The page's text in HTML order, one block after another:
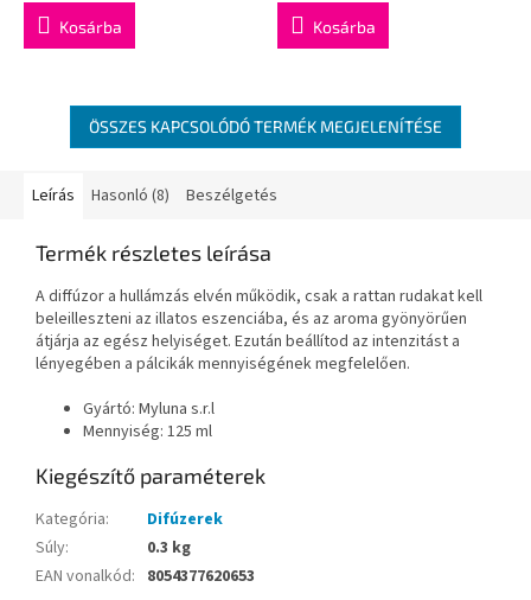
Kosárba Kosárba
ÖSSZES KAPCSOLÓDÓ TERMÉK MEGJELENÍTÉSE
Leírás Hasonló (8) Beszélgetés
Termék részletes leírása
A diffúzor a hullámzás elvén működik, csak a rattan rudakat kell
beleilleszteni az illatos eszenciába, és az aroma gyönyörűen
átjárja az egész helyiséget. Ezután beállítod az intenzitást a
lényegében a pálcikák mennyiségének megfelelően.
Gyártó: Myluna s.r.l
Mennyiség: 125 ml
Kiegészítő paraméterek
Kategória:
Difúzerek
Súly:
0.3 kg
EAN vonalkód: 8054377620653